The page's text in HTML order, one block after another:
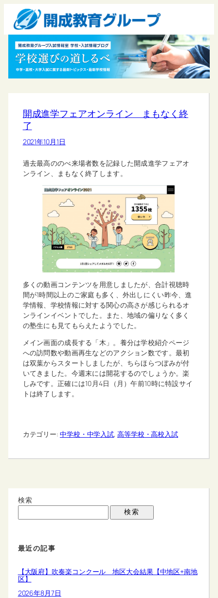
開成進学フェアオンライン まもなく終
了
2021年10月1日
過去最高ののべ来場者数を記録した開成進学フェアオ
ンライン、まもなく終了します。
多くの動画コンテンツを用意しましたが、合計視聴時
間が1時間以上のご家庭も多く、外出しにくい昨今、進
学情報、学校情報に対する関心の高さが感じられるオ
ンラインイベントでした。また、地域の偏りなく多く
の塾生にも見てもらえたようでした。
メイン画面の成長する「木」。養分は学校紹介ページ
への訪問数や動画再生などのアクション数です。最初
は双葉からスタートしましたが、ちらほらつぼみが付
いてきました。今週末には開花するのでしょうか。楽
しみです。正確には10月4日（月）午前10時に特設サイ
トは終了します。
カテゴリー: 中学校・中学入試, 高等学校・高校入試
検索
検索
最近の記事
【大阪府】吹奏楽コンクール 地区大会結果【中地区+南地
区】
2026年8月7日